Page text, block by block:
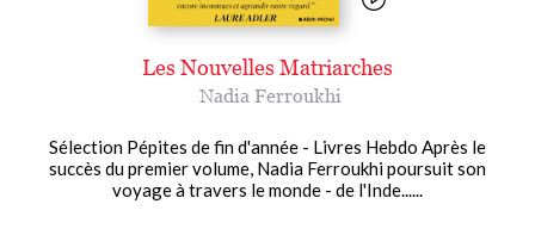
Les Nouvelles Matriarches
Nadia Ferroukhi
Sélection Pépites de fin d'année - Livres Hebdo Après le
succès du premier volume, Nadia Ferroukhi poursuit son
voyage à travers le monde - de l'Inde......